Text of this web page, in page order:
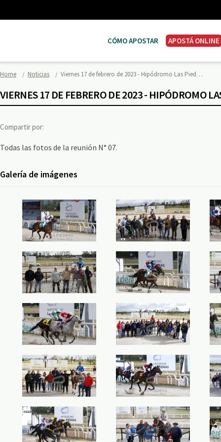
CÓMO APOSTAR APOSTÁ ONLINE
Home Noticias Viernes 17 de febrero de 2023 - Hipódromo Las Pied…
VIERNES 17 DE FEBRERO DE 2023 - HIPÓDROMO
Compartir por:
Todas las fotos de la reunión N° 07.
Galería de imágenes